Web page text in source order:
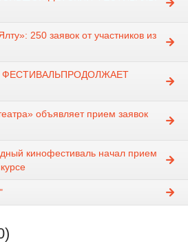
250 заявок от участников из
объявляет прием заявок
кинофестиваль начал прием